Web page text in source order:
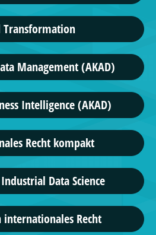
Transformation
Management (AKAD)
Intelligence (AKAD)
Recht kompakt
Data Science
internationales Recht